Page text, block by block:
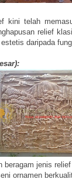
kini telah
relief
daripada
beragam jenis
ornamen